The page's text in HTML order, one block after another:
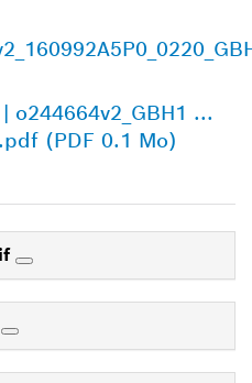
o244664v2_GBH1 ...
(PDF 0.1 Mo)